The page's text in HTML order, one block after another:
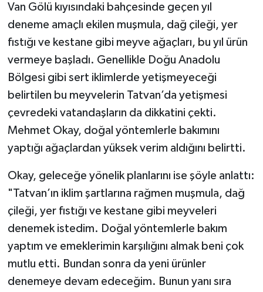
Van Gölü kıyısındaki bahçesinde geçen yıl
deneme amaçlı ekilen muşmula, dağ çileği, yer
fıstığı ve kestane gibi meyve ağaçları, bu yıl ürün
vermeye başladı. Genellikle Doğu Anadolu
Bölgesi gibi sert iklimlerde yetişmeyeceği
belirtilen bu meyvelerin Tatvan’da yetişmesi
çevredeki vatandaşların da dikkatini çekti.
Mehmet Okay, doğal yöntemlerle bakımını
yaptığı ağaçlardan yüksek verim aldığını belirtti.
Okay, geleceğe yönelik planlarını ise şöyle anlattı:
"Tatvan’ın iklim şartlarına rağmen muşmula, dağ
çileği, yer fıstığı ve kestane gibi meyveleri
denemek istedim. Doğal yöntemlerle bakım
yaptım ve emeklerimin karşılığını almak beni çok
mutlu etti. Bundan sonra da yeni ürünler
denemeye devam edeceğim. Bunun yanı sıra